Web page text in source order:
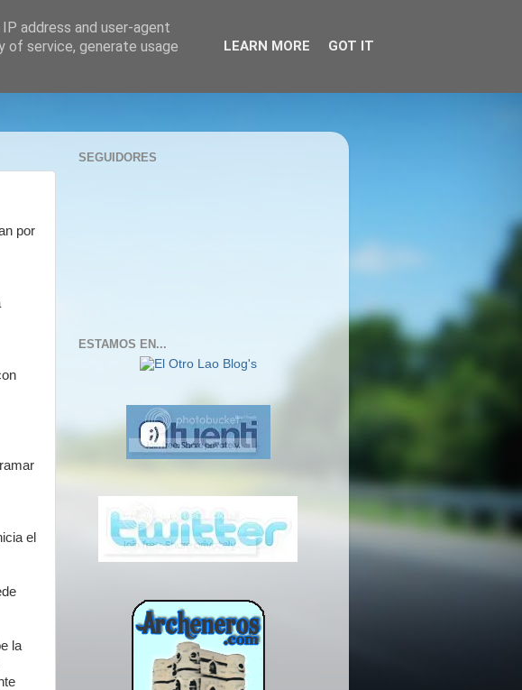
por
el
la
SEGUIDORES
ESTAMOS EN...
address and user-agent
of service, generate usage
LEARN MORE GOT IT